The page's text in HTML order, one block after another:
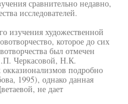
сравнительно недавно,
исследователей.
изучения художественной
которое до сих
был отмечен
Черкасовой, Н.К.
подробно
1995), однако данная
не дает